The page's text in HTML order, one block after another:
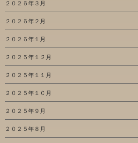
２０２６年３月
２０２６年２月
２０２６年１月
２０２５年１２月
２０２５年１１月
２０２５年１０月
２０２５年９月
２０２５年８月